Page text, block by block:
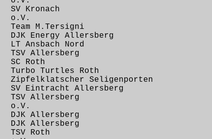
Kronach
o.V.
M.Tersigni
Energy Allersberg
Ansbach Nord
Allersberg
Roth
Turtles Roth
Seligenporten
Eintracht Allersberg
Allersberg
o.V.
Allersberg
Allersberg
Roth